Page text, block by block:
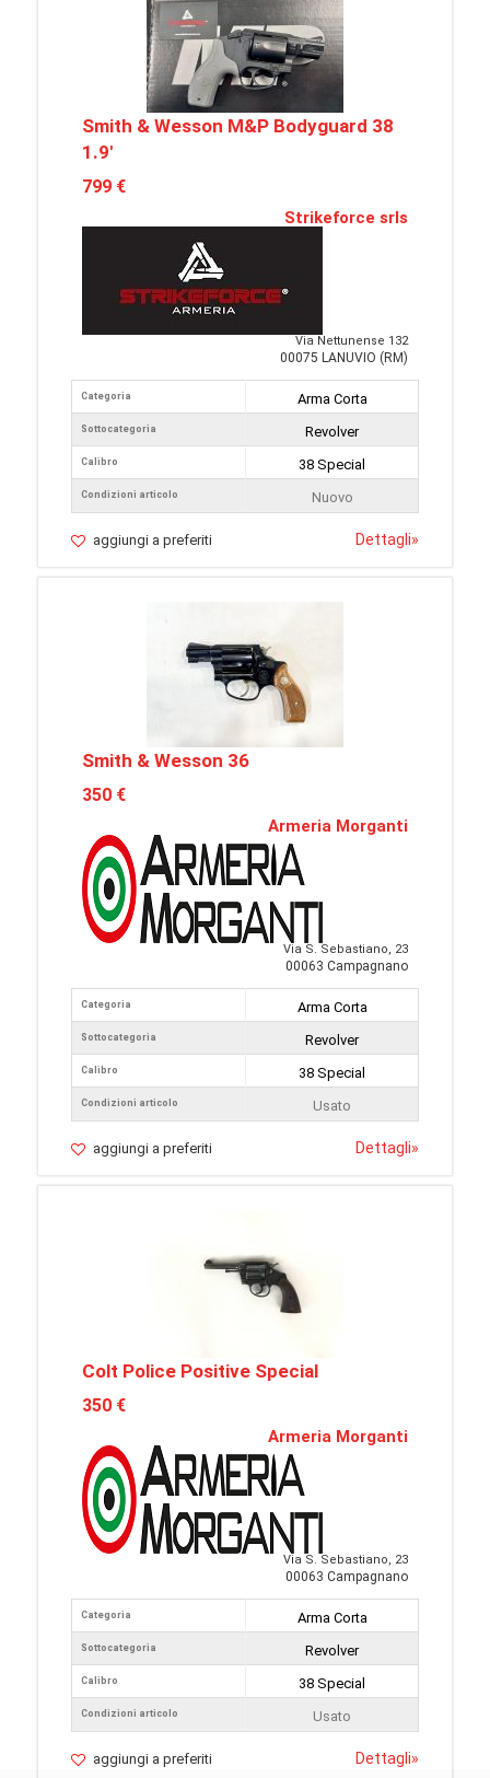
Smith & Wesson M&P Bodyguard 38
1.9'
799 €
Strikeforce srls
Via Nettunense 132
00075 LANUVIO (RM)
Categoria
Sottocategoria
Calibro
Condizioni articolo
Arma Corta
Revolver
38 Special
Nuovo
aggiungi a preferiti Dettagli»
Smith & Wesson 36
350 €
Armeria Morganti
Via S. Sebastiano, 23
00063 Campagnano
Categoria
Sottocategoria
Calibro
Condizioni articolo
Arma Corta
Revolver
38 Special
Usato
aggiungi a preferiti Dettagli»
Colt Police Positive Special
350 €
Armeria Morganti
Via S. Sebastiano, 23
00063 Campagnano
Categoria
Sottocategoria
Calibro
Condizioni articolo
Arma Corta
Revolver
38 Special
Usato
aggiungi a preferiti Dettagli»